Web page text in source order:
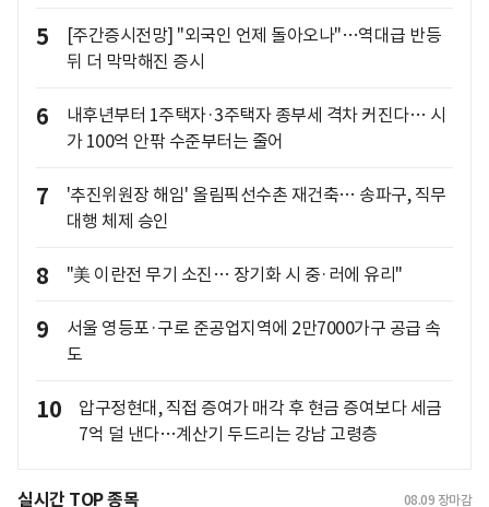
5
[주간증시전망] "외국인 언제 돌아오나"…역대급 반등
뒤 더 막막해진 증시
6
내후년부터 1주택자·3주택자 종부세 격차 커진다… 시
가 100억 안팎 수준부터는 줄어
7
'추진위원장 해임' 올림픽선수촌 재건축… 송파구, 직무
대행 체제 승인
8 "美 이란전 무기 소진… 장기화 시 중·러에 유리"
9
서울 영등포·구로 준공업지역에 2만7000가구 공급 속
도
10
압구정현대, 직접 증여가 매각 후 현금 증여보다 세금
7억 덜 낸다…계산기 두드리는 강남 고령층
실시간 TOP 종목 08.09 장마감